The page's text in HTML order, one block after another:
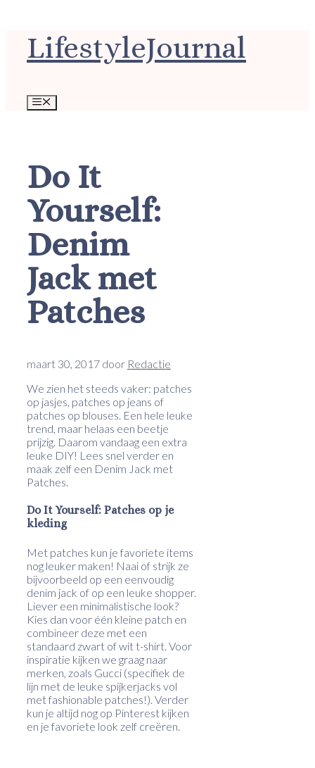
LifestyleJournal
Menu
Do It
Yourself:
Denim
Jack met
Patches
maart 30, 2017 door Redactie
We zien het steeds vaker: patches
op jasjes, patches op jeans of
patches op blouses. Een hele leuke
trend, maar helaas een beetje
prijzig. Daarom vandaag een extra
leuke DIY! Lees snel verder en
maak zelf een Denim Jack met
Patches.
Do It Yourself: Patches op je
kleding
Met patches kun je favoriete items
nog leuker maken! Naai of strijk ze
bijvoorbeeld op een eenvoudig
denim jack of op een leuke shopper.
Liever een minimalistische look?
Kies dan voor één kleine patch en
combineer deze met een
standaard zwart of wit t-shirt. Voor
inspiratie kijken we graag naar
merken, zoals Gucci (specifiek de
lijn met de leuke spijkerjacks vol
met fashionable patches!). Verder
kun je altijd nog op Pinterest kijken
en je favoriete look zelf creëren.